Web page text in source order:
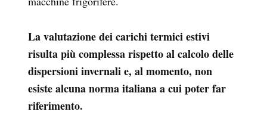
La valutazione dei carichi termici estivi
risulta più complessa rispetto al calcolo delle
dispersioni invernali e, al momento, non
esiste alcuna norma italiana a cui poter far
riferimento.